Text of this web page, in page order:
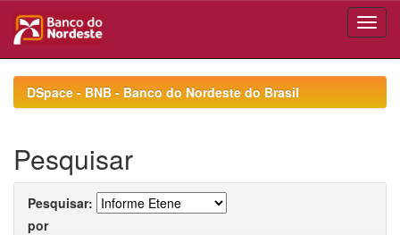
navigationDSpace - BNB - Banco do Nordeste do Brasil
Pesquisar
Pesquisar:
por